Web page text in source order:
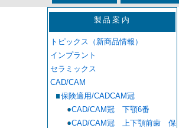
製品案内
トピックス（新商品情報）
インプラント
セラミックス
CAD/CAM
保険適用/CADCAM冠
CAD/CAM冠 下顎6番
CAD/CAM冠 上下顎前歯 保